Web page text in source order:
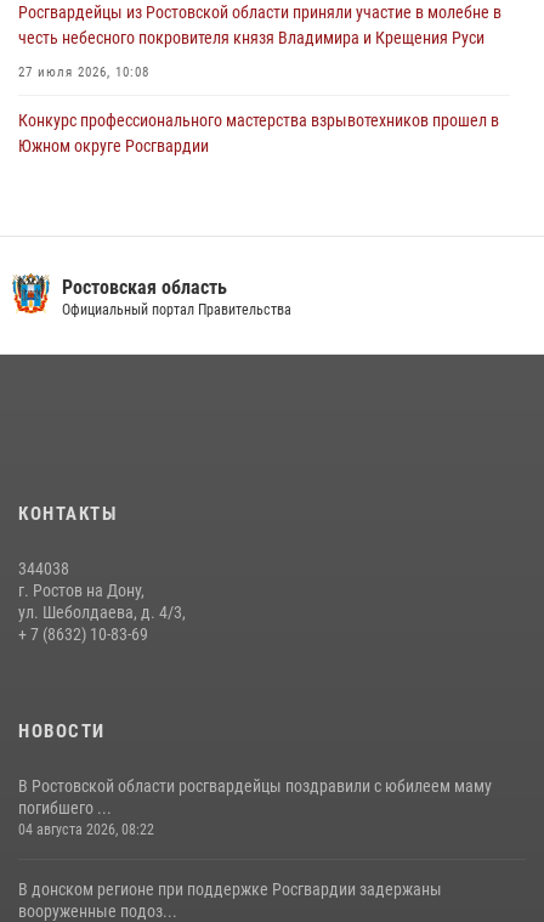
Росгвардейцы из Ростовской области приняли участие в молебне в
честь небесного покровителя князя Владимира и Крещения Руси
27 июля 2026, 10:08
Конкурс профессионального мастерства взрывотехников прошел в
Южном округе Росгвардии
продажи
13 июля 2026, 10:22
В донской столице Росгвардия приняла участие в оперативно-
профилактических мероприятиях в районе рынков «Темерник»
27 июля 2026, 12:35
Ростовская область
Официальный портал Правительства
КОНТАКТЫ
344038
г. Ростов на Дону,
ул. Шеболдаева, д. 4/3,
+ 7 (8632) 10-83-69
НОВОСТИ
В Ростовской области росгвардейцы поздравили с юбилеем маму
погибшего ...
04 августа 2026, 08:22
В донском регионе при поддержке Росгвардии задержаны
вооруженные подоз...